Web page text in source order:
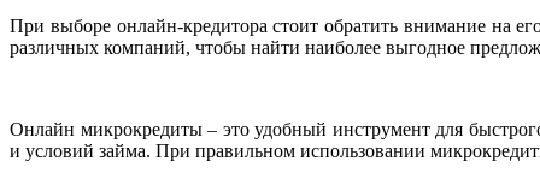
При выборе онлайн-кредитора стоит обратить внимание на
различных компаний, чтобы найти наиболее выгодное
Онлайн микрокредиты – это удобный инструмент для
и условий займа. При правильном использовании